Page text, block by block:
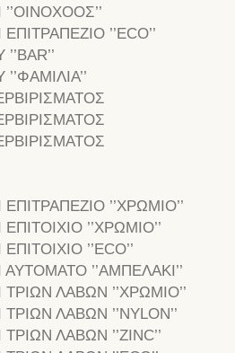
’’ECO’’
’’ΧΡΩΜΙΟ’’
’’ΧΡΩΜΙΟ’’
’’ECO’’
’’ΑΜΠΕΛΑΚΙ’’
ΛΑΒΩΝ ’’ΧΡΩΜΙΟ’’
ΛΑΒΩΝ ’’NYLON’’
ΛΑΒΩΝ ’’ZINC’’